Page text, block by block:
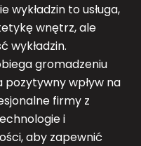
wykładzin to usługa,
wnętrz, ale
wykładzin.
gromadzeniu
pozytywny wpływ na
firmy z
i
aby zapewnić